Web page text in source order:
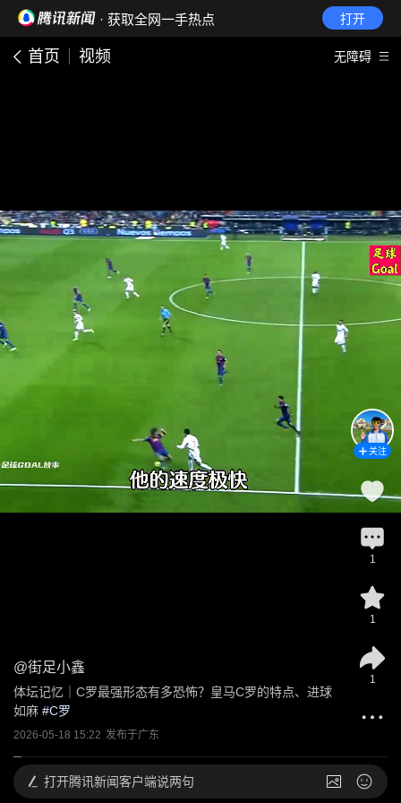
· 获取全网一手热点 打开
首页 视频 无障碍
@街足小鑫
体坛记忆｜C罗最强形态有多恐怖？皇马C罗的特点、进球
如麻 #C罗
2026-05-18 15:22 发布于广东
关注
1
1
1
打开腾讯新闻客户端说两句